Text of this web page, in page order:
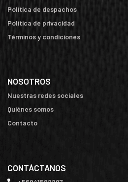
Política de despachos
Política de privacidad
Términos y condiciones
NOSOTROS
Nuestras redes sociales
Quiénes somos
Contacto
CONTÁCTANOS